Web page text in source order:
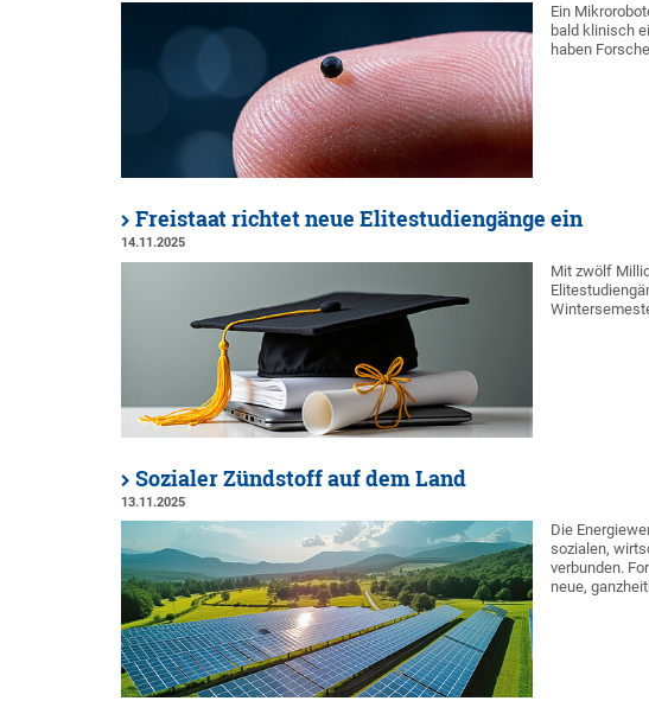
Ein
bald klinisch
haben
Freistaat richtet neue Elitestudiengänge ein
14.11.2025
Mit zwölf
Sozialer Zündstoff auf dem Land
13.11.2025
Die
sozialen,
verbunden.
neue,